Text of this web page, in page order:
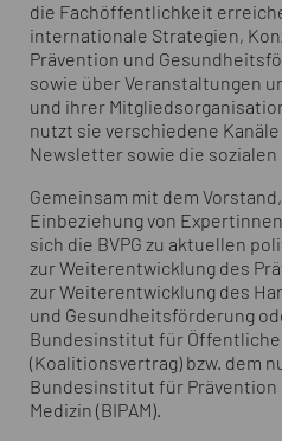
die Fachöffentlichkeit
internationale Strategien,
Prävention und
sowie über Veranstaltungen
und ihrer
nutzt sie verschiedene
Newsletter sowie die sozialen
Gemeinsam mit dem
Einbeziehung von
sich die BVPG zu aktuellen
zur Weiterentwicklung des
zur Weiterentwicklung des
und Gesundheitsförderung
Bundesinstitut für
(Koalitionsvertrag) bzw. dem
Bundesinstitut für Prävention
Medizin (BIPAM).